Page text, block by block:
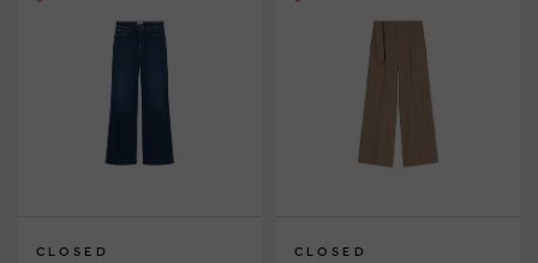
CLOSED CLOSED